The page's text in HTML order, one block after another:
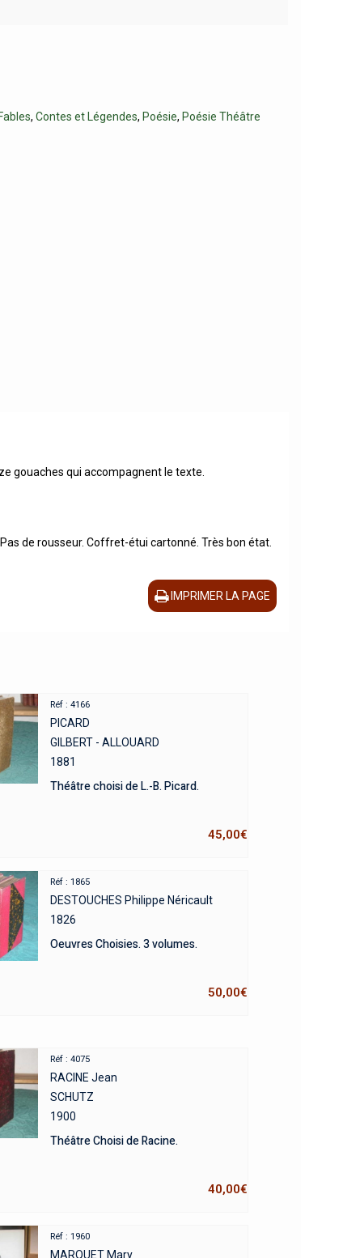
,Contes et Légendes, Poésie, Poésie Théâtre
gouaches qui accompagnent le texte.
de rousseur. Coffret-étui cartonné. Très bon état.
IMPRIMER LA PAGE
Réf : 4166
PICARD
GILBERT - ALLOUARD
1881
Théâtre choisi de L.-B. Picard.
45,00€
Réf : 1865
DESTOUCHES Philippe Néricault
1826
Oeuvres Choisies. 3 volumes.
50,00€
Réf : 4075
RACINE Jean
SCHUTZ
1900
Théâtre Choisi de Racine.
40,00€
Réf : 1960
MARQUET Mary